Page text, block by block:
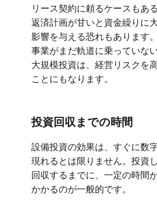
リース契約に​頼る​ケースも​ある​
返済計画が​甘いと資金繰りに​
影響を​与える​恐れも​あります。​
事業が​まだ​軌道に​乗っていな
大規模投資は、​経営リスクを​
ことにもなります。
投資回収までの​時間
設備投資の​効果は、​すぐに​数
現れるとは​限りません。​投資
回収するまでに、​一定の​時間
かかるのが​一般的です。